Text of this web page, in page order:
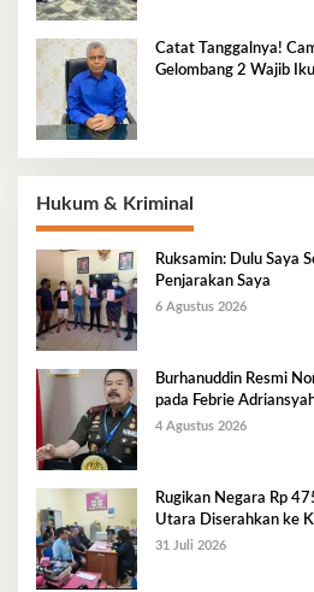
Catat Tanggalnya!
Gelombang 2 Wajib
Hukum & Kriminal
Ruksamin: Dulu Saya
Penjarakan Saya
6 Agustus 2026
Burhanuddin Resmi
pada Febrie
4 Agustus 2026
Rugikan Negara Rp
Utara Diserahkan ke
31 Juli 2026